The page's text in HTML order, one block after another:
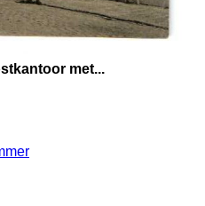
met...